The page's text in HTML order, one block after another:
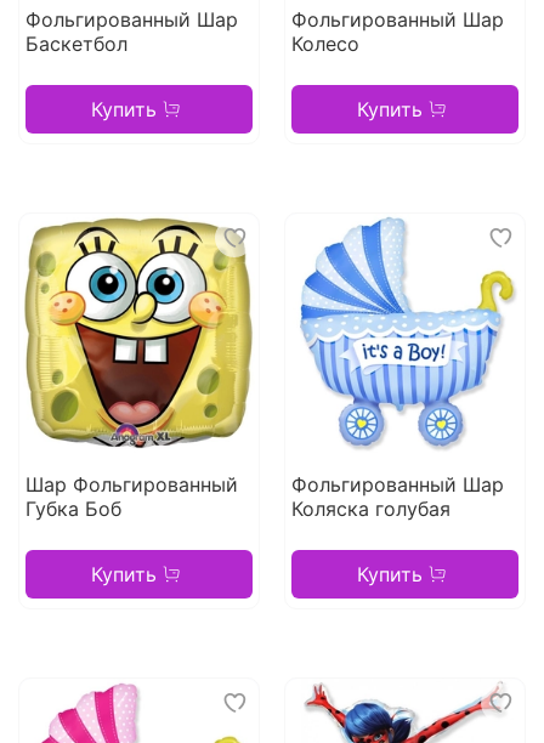
Фольгированный Шар
Баскетбол
Купить
Фольгированный Шар
Колесо
Купить
Шар Фольгированный
Губка Боб
Купить
Фольгированный Шар
Коляска голубая
Купить